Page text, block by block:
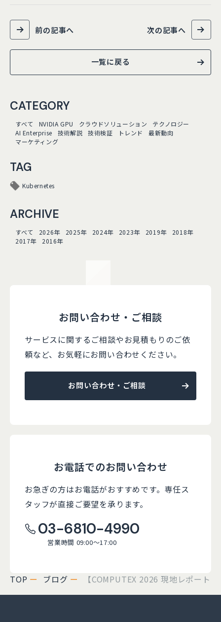
前の記事へ
一覧に戻る
次の記事へ
CATEGORY
すべて NVIDIA GPU クラウドソリューション
テクノロジー
AI Enterprise
技術解説 技術検証 トレンド
最新動向
マーケティング
TAG
Kubernetes
ARCHIVE
すべて 2026年 2025年 2024年 2023年 2019年
2018年
2017年
2016年
お問い合わせ・ご相談
サービスに関するご相談やお見積もりのご依
頼など、 お気軽にお問い合わせください。
お問い合わせ・ご相談
お電話でのお問い合わせ
お急ぎの方はお電話がおすすめです。 専任ス
タッフが直接ご要望を承ります。
03-6810-4990
営業時間 09:00～17:00
TOP ブログ 【COMPUTEX 2026 現地レポート